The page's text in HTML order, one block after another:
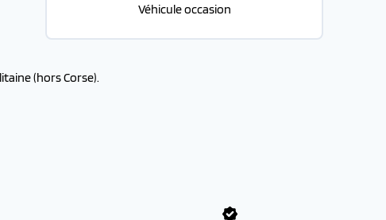
Véhicule occasion
(hors Corse).